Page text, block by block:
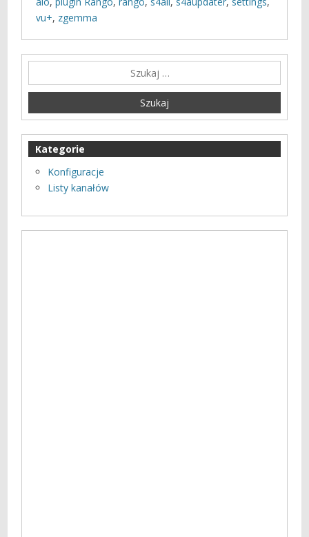
vu+, zgemma
Kategorie
Konfiguracje
Listy kanałów